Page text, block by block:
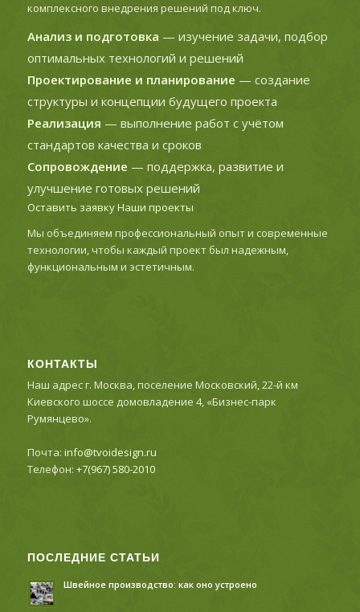
комплексного внедрения решений под ключ.
Анализ и подготовка — изучение задачи, подбор
оптимальных технологий и решений
Проектирование и планирование — создание
структуры и концепции будущего проекта
Реализация — выполнение работ с учётом
стандартов качества и сроков
Сопровождение — поддержка, развитие и
улучшение готовых решений
Оставить заявкуНаши проекты
Мы объединяем профессиональный опыт и современные
технологии, чтобы каждый проект был надежным,
функциональным и эстетичным.
КОНТАКТЫ
Наш адрес г. Москва, поселение Московский, 22-й км
Киевского шоссе домовладение 4, «Бизнес-парк
Румянцево».
Почта: info@tvoidesign.ru
Телефон: +7(967) 580-2010
ПОСЛЕДНИЕ СТАТЬИ
Швейное производство: как оно устроено